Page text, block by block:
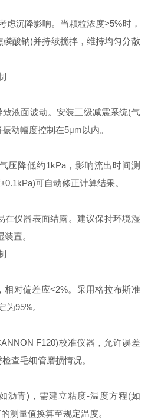
沉降影响。当颗粒浓度>5%时，
酸钠)并持续搅拌，维持均匀分散
液面波动。安装三级减震系统(气
动幅度控制在5μm以内。
降低约1kPa，影响流出时间测
可自动修正计算结果。
仪器表面结露。建议保持环境湿
置。
对偏差应<2%。采用格拉布斯准
为95%。
F120)校准仪器，允许误差
查毛细管磨损情况。
青)，需建立粘度-温度方程(如
测量值换算至规定温度。